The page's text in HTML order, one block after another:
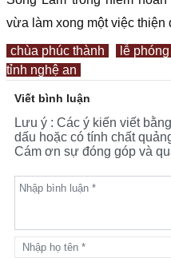
vừa làm xong một việc thiện
chùa phúc thành lễ
tỉnh nghệ an
Viết bình luận
Lưu ý : Các ý kiến viết
dấu hoặc có tính chất
Cám ơn sự đóng góp và